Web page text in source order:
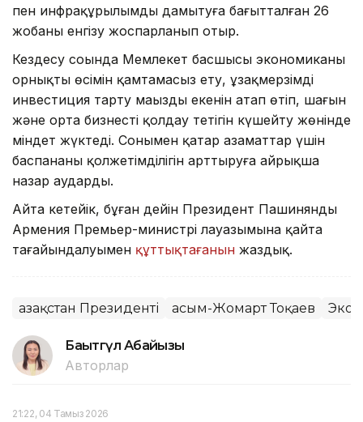
пен инфрақұрылымды дамытуға бағытталған 26
жобаны енгізу жоспарланып отыр.
Кездесу соңында Мемлекет басшысы экономиканың
орнықты өсімін қамтамасыз ету, ұзақмерзімді
инвестиция тарту маңызды екенін атап өтіп, шағын
және орта бизнесті қолдау тетігін күшейту жөнінде
міндет жүктеді. Сонымен қатар азаматтар үшін
баспананың қолжетімділігін арттыруға айрықша
назар аударды.
Айта кетейік, бұған дейін Президент Пашинянды
Армения Премьер-министрі лауазымына қайта
тағайындалуымен құттықтағанын жаздық.
Қазақстан Президенті Қасым-Жомарт Тоқаев
Бақытгүл Абайқызы
Авторлар
21:22, 04 Тамыз 2026